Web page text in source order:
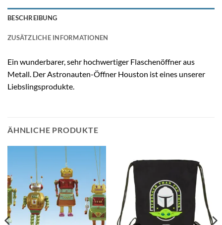
BESCHREIBUNG
ZUSÄTZLICHE INFORMATIONEN
Ein wunderbarer, sehr hochwertiger Flaschenöffner aus
Metall. Der Astronauten-Öffner Houston ist eines unserer
Liebslingsprodukte.
ÄHNLICHE PRODUKTE